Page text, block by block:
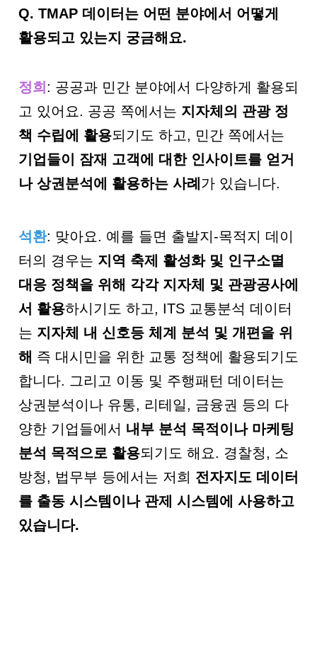
Q. TMAP 데이터는 어떤 분야에서 어떻게
활용되고 있는지 궁금해요.
정희: 공공과 민간 분야에서 다양하게 활용되
고 있어요. 공공 쪽에서는 지자체의 관광 정
책 수립에 활용되기도 하고, 민간 쪽에서는
기업들이 잠재 고객에 대한 인사이트를 얻거
나 상권분석에 활용하는 사례가 있습니다.
석환: 맞아요. 예를 들면 출발지-목적지 데이
터의 경우는 지역 축제 활성화 및 인구소멸
대응 정책을 위해 각각 지자체 및 관광공사에
서 활용하시기도 하고, ITS 교통분석 데이터
는 지자체 내 신호등 체계 분석 및 개편을 위
해 즉 대시민을 위한 교통 정책에 활용되기도
합니다. 그리고 이동 및 주행패턴 데이터는
상권분석이나 유통, 리테일, 금융권 등의 다
양한 기업들에서 내부 분석 목적이나 마케팅
분석 목적으로 활용되기도 해요. 경찰청, 소
방청, 법무부 등에서는 저희 전자지도 데이터
를 출동 시스템이나 관제 시스템에 사용하고
있습니다.